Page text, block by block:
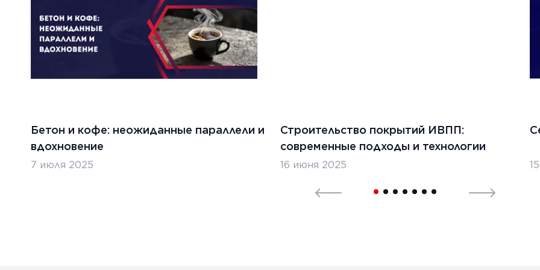
Бетон и кофе: неожиданные параллели и
вдохновение
7 июля 2025
Строительство покрытий ИВПП:
современные подходы и технологии
16 июня 2025